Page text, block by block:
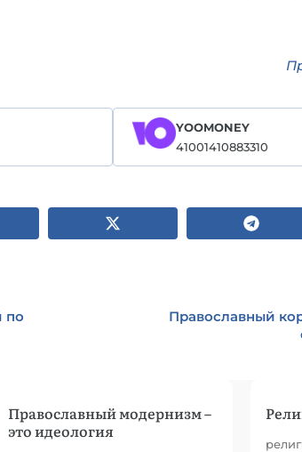
YOOMONEY
41001410883310
по
Православный
Православный модернизм –
это идеология